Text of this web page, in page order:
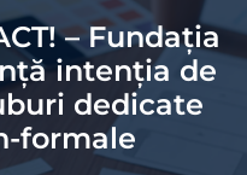
– Fundația
intenția de
dedicate
formale